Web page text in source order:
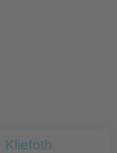
Kliefoth